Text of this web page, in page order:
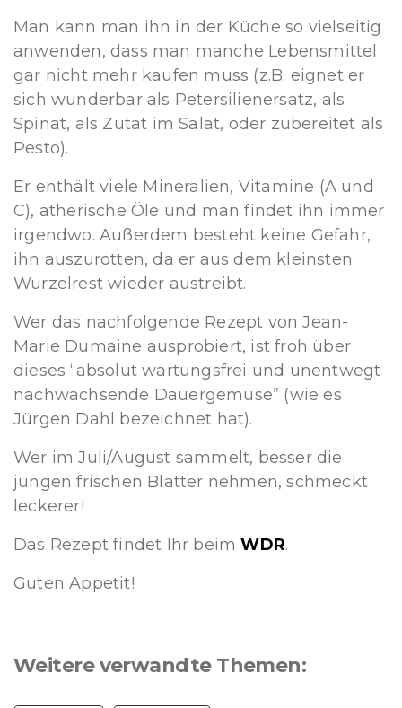
Man kann man ihn in der Küche so vielseitig
anwenden, dass man manche Lebensmittel
gar nicht mehr kaufen muss (z.B. eignet er
sich wunderbar als Petersilienersatz, als
Spinat, als Zutat im Salat, oder zubereitet als
Pesto).
Er enthält viele Mineralien, Vitamine (A und
C), ätherische Öle und man findet ihn immer
irgendwo. Außerdem besteht keine Gefahr,
ihn auszurotten, da er aus dem kleinsten
Wurzelrest wieder austreibt.
Wer das nachfolgende Rezept von Jean-
Marie Dumaine ausprobiert, ist froh über
dieses “absolut wartungsfrei und unentwegt
nachwachsende Dauergemüse” (wie es
Jürgen Dahl bezeichnet hat).
Wer im Juli/August sammelt, besser die
jungen frischen Blätter nehmen, schmeckt
leckerer!
Das Rezept findet Ihr beimWDR.
Guten Appetit!
Weitere verwandte Themen: